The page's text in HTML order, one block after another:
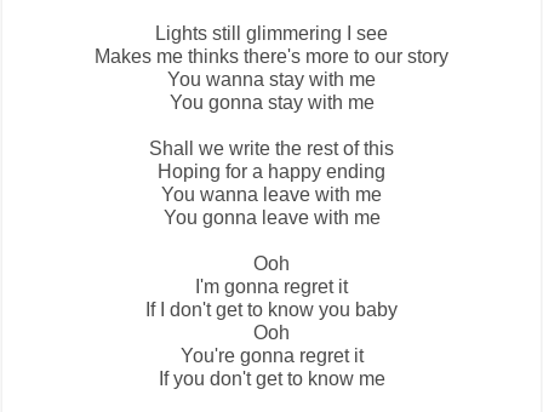
Lights still glimmering I see
Makes me thinks there's more to our story
You wanna stay with me
You gonna stay with me
Shall we write the rest of this
Hoping for a happy ending
You wanna leave with me
You gonna leave with me
Ooh
I'm gonna regret it
If I don't get to know you baby
Ooh
You're gonna regret it
If you don't get to know me